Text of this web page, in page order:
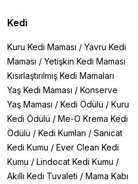
Kedi
Kuru Kedi Maması / Yavru Kedi
Maması / Yetişkin Kedi Maması
Kısırlaştırılmış Kedi Mamaları
Yaş Kedi Maması / Konserve
Yaş Maması / Kedi Ödülü / Kuru
Kedi Ödülü / Me-O Krema Kedi
Ödülü / Kedi Kumları / Sanicat
Kedi Kumu / Ever Clean Kedi
Kumu / Lindocat Kedi Kumu /
Akıllı Kedi Tuvaleti / Mama Kabı